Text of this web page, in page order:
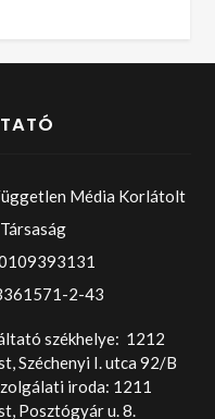
Média Korlátolt
2-43
székhelye: 1212
Széchenyi I. utca 92/B
iroda: 1211
Posztógyár u. 8.